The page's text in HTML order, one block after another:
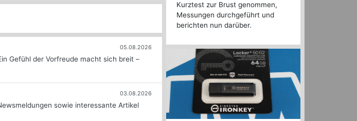
05.08.2026
Gefühl der Vorfreude macht sich breit –
03.08.2026
sowie interessante Artikel
Kurztest zur Brust genommen,
Messungen durchgeführt und
berichten nun darüber.